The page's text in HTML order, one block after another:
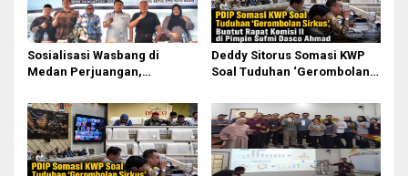
Sosialisasi Wasbang di
Medan Perjuangan,
Perjuangkan Ruang Bermain
Anak
Deddy Sitorus Somasi KWP
Soal Tuduhan ‘Gerombolan
II Dipimpin Sufmi Dasco
Ahmad